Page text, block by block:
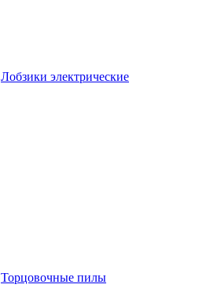
Лобзики электрические
Торцовочные пилы